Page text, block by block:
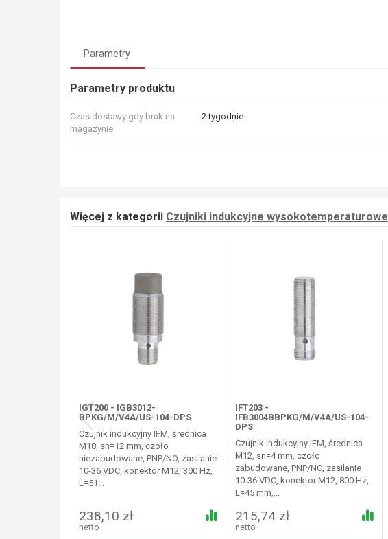
Parametry
Parametry produktu
Czas dostawy gdy brak na
magazynie
2 tygodnie
Więcej z kategorii Czujniki indukcyjne wysokotemperaturowe
IGT200 - IGB3012-
BPKG/M/V4A/US-104-DPS
Czujnik indukcyjny IFM, średnica
M18, sn=12 mm, czoło
niezabudowane, PNP/NO, zasilanie
10-36 VDC, konektor M12, 300 Hz,
L=51...
238,10 zł
netto
IFT203 -
IFB3004BBPKG/M/V4A/US-104-
DPS
Czujnik indukcyjny IFM, średnica
M12, sn=4 mm, czoło
zabudowane, PNP/NO, zasilanie
10-36 VDC, konektor M12, 800 Hz,
L=45 mm,...
215,74 zł
netto